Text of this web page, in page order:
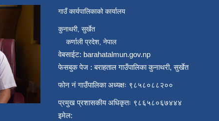
गाउँ कार्यपालिकाको कार्यालय
कुनाथरी, सुर्खेत
कर्णाली प्रदेश, नेपाल
वेबसाईट: barahatalmun.gov.np
फेसबुक पेज : बराहताल गाउँपालिका कुनाथरी, सुर्खेत
फोन नं गाउँपालिका अध्यक्षः ९८५८०८८२००
प्रमुख प्रशासकीय अधिकृतः ९८६५८०६७४४४
इमेल: